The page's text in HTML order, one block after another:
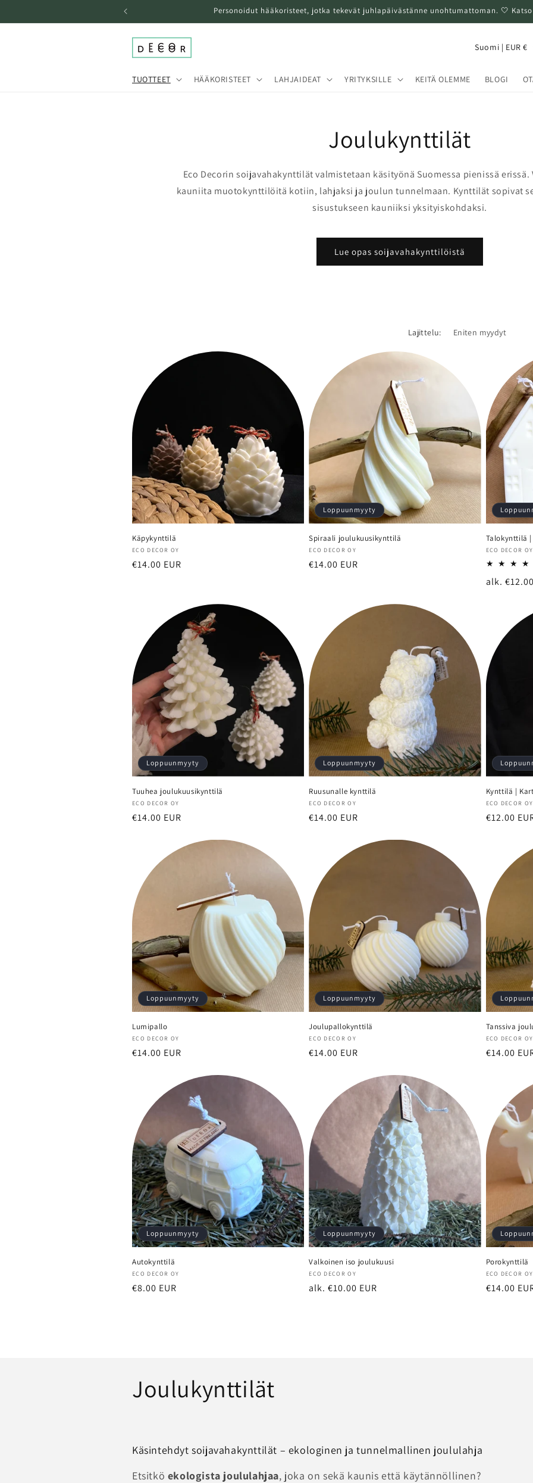
sisältöön
Personoidut hääkoristeet, jotka tekevät juhlapäivästänne unohtumattoman. 🤍
TUOTTEET HÄÄKORISTEET LAHJAIDEAT YRITYKSILLE KEITÄ OLEMME BLOGI
M
a
l
e
Suomi | EUR €
Joulukynttilät
Eco Decorin soijavahakynttilät valmistetaan käsityönä Suomessa pienissä
kauniita muotokynttilöitä kotiin, lahjaksi ja joulun tunnelmaan. Kynttilät sopivat
sisustukseen kauniiksi yksityiskohdaksi.
Lue opas soijavahakynttilöistä
Lajittelu:
Käpykynttilä
Myyjä:
ECO DECOR OY
Normaalihinta
€14.00 EUR
Loppuunmyyty
Spiraali joulukuusikynttilä
Myyjä:
ECO DECOR OY
Normaalihinta
€14.00 EUR
Talokynttilä |
Myyjä:
ECO DECOR OY
alk.
Loppuunmyyty
Tuuhea joulukuusikynttilä
Myyjä:
ECO DECOR OY
Normaalihinta
€14.00 EUR
Loppuunmyyty
Ruusunalle kynttilä
Myyjä:
ECO DECOR OY
Normaalihinta
€14.00 EUR
Kynttilä |
Myyjä:
ECO DECOR OY
€12.00
Loppuunmyyty
Lumipallo
Myyjä:
ECO DECOR OY
Normaalihinta
€14.00 EUR
Loppuunmyyty
Joulupallokynttilä
Myyjä:
ECO DECOR OY
Normaalihinta
€14.00 EUR
Tanssiva
Myyjä:
ECO DECOR OY
€14.00
Loppuunmyyty
Autokynttilä
Myyjä:
ECO DECOR OY
Normaalihinta
€8.00 EUR
Loppuunmyyty
Valkoinen iso joulukuusi
Myyjä:
ECO DECOR OY
Normaalihinta
alk. €10.00 EUR
Porokynttilä
Myyjä:
ECO DECOR OY
€14.00
K
k
Joulukynttilät
Käsintehdyt soijavahakynttilät – ekologinen ja tunnelmallinen joululahja
Etsitkö ekologista joululahjaa, joka on sekä kaunis että käytännöllinen?